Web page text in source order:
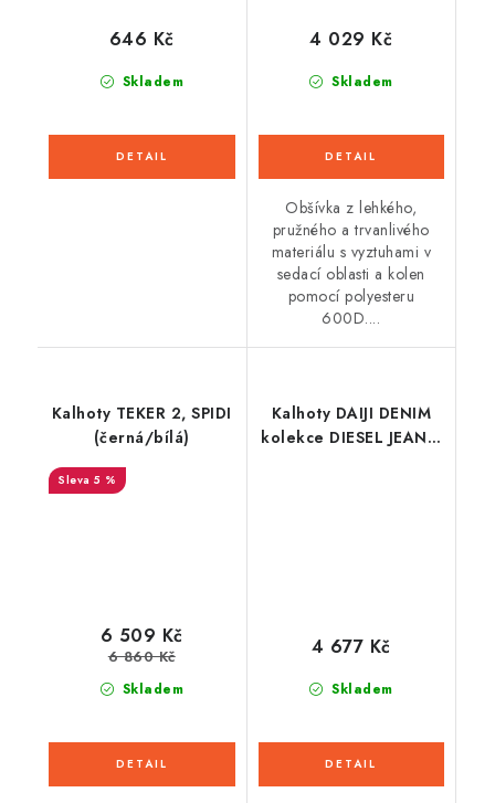
Skladem
646 Kč
Skladem
4 029 Kč
Obšívka z lehkého,
pružného a trvanlivého
materiálu s vyztuhami v
sedací oblasti a kolen
pomocí polyesteru
600D....
Kalhoty TEKER 2, SPIDI
(černá/bílá)
5 %
Skladem
6 509 Kč
6 860 Kč
Kalhoty DAIJI DENIM
kolekce DIESEL JEANS,
Skladem
4 677 Kč